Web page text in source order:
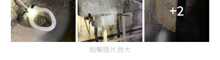
+2
點擊圖片放大